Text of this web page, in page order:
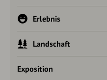
Erlebnis
Landschaft
Exposition